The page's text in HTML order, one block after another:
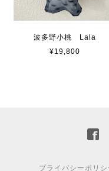
波多野小桃 Lala
¥19,800
プライバシーポリシ